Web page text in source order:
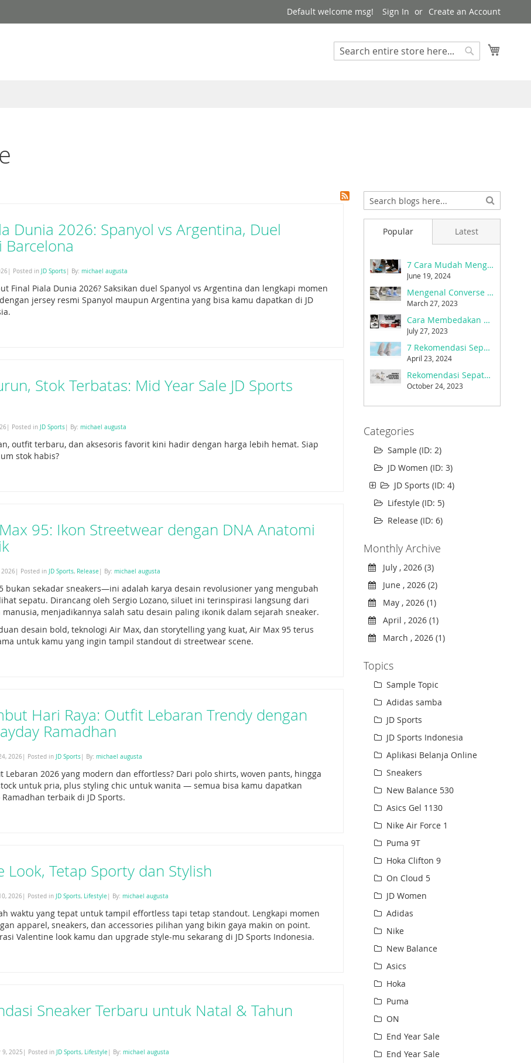
Default welcome msg! Sign In Create an Account
Search
Dunia 2026: Spanyol vs Argentina, Duel
Barcelona
Posted in JD Sports | By: michael augusta
Final Piala Dunia 2026? Saksikan duel Spanyol vs Argentina dan lengkapi momen
jersey resmi Spanyol maupun Argentina yang bisa kamu dapatkan di JD
Stok Terbatas: Mid Year Sale JD Sports
Posted in JD Sports | By: michael augusta
outfit terbaru, dan aksesoris favorit kini hadir dengan harga lebih hemat. Siap
stok habis?
95: Ikon Streetwear dengan DNA Anatomi
2026| Posted in JD Sports, Release | By: michael augusta
bukan sekadar sneakers—ini adalah karya desain revolusioner yang mengubah
sepatu. Dirancang oleh Sergio Lozano, siluet ini terinspirasi langsung dari
menjadikannya salah satu desain paling ikonik dalam sejarah sneaker.
desain bold, teknologi Air Max, dan storytelling yang kuat, Air Max 95 terus
untuk kamu yang ingin tampil standout di streetwear scene.
Hari Raya: Outfit Lebaran Trendy dengan
Ramadhan
2026| Posted in JD Sports | By: michael augusta
Lebaran 2026 yang modern dan effortless? Dari polo shirts, woven pants, hingga
untuk pria, plus styling chic untuk wanita — semua bisa kamu dapatkan
terbaik di JD Sports.
Look, Tetap Sporty dan Stylish
2026| Posted in JD Sports, Lifestyle | By: michael augusta
waktu yang tepat untuk tampil effortless tapi tetap standout. Lengkapi momen
apparel, sneakers, dan accessories pilihan yang bikin gaya makin on point.
Valentine look kamu dan upgrade style-mu sekarang di JD Sports Indonesia.
Sneaker Terbaru untuk Natal & Tahun
9, 2025| Posted in JD Sports, Lifestyle | By: michael augusta
Popular
7 Cara Mudah Mengatasi Sepatu Kebesaran
June 19, 2024
Mengenal Converse dan Sejarahnya Menjadi Sepatu Favorit Sejak 1908
March 27, 2023
Cara Membedakan Sepatu Converse Asli dan Palsu
July 27, 2023
7 Rekomendasi Sepatu Sneakers Wanita Tahun 2024
April 23, 2024
Rekomendasi Sepatu New Balance untuk Gaya dan Fungsi yang Pas Untukmu
October 24, 2023
Latest
Categories
Sample (ID: 2)
JD Women (ID: 3)
JD Sports (ID: 4)
Lifestyle (ID: 5)
Release (ID: 6)
Monthly Archive
July , 2026 (3)
June , 2026 (2)
May , 2026 (1)
April , 2026 (1)
March , 2026 (1)
Topics
Sample Topic
Adidas samba
JD Sports
JD Sports Indonesia
Aplikasi Belanja Online
Sneakers
New Balance 530
Asics Gel 1130
Nike Air Force 1
Puma 9T
Hoka Clifton 9
On Cloud 5
JD Women
Adidas
Nike
New Balance
Asics
Hoka
Puma
ON
End Year Sale
End Year Sale